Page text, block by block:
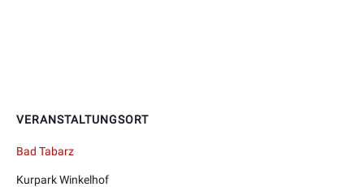
VERANSTALTUNGSORT
Bad Tabarz
Kurpark Winkelhof